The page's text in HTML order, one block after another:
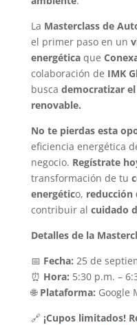
La Masterclass de
el primer paso en un
energéticaque
colaboración de IMK
busca democratizar el
renovable.
No te pierdas esta
eficiencia energética
negocio. Regístrate
transformación de tu
energético, reducción
contribuir al cuidado
Detalles de la
📅 Fecha: 25 de
⏰ Hora: 5:30 p.m. –
🌐 Plataforma: Google
🔗 ¡Cupos limitados!